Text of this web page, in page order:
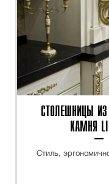
СТОЛЕШНИЦЫ ИЗ
КАМНЯ
Стиль,